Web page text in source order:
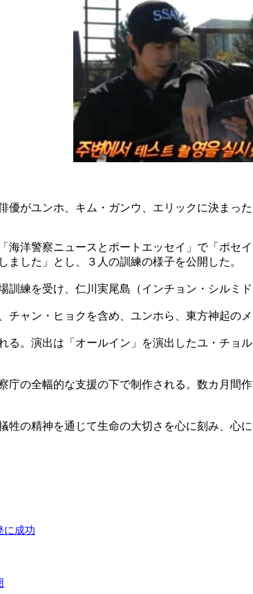
がユンホ、キム・ガンウ、エリックに決まった
海洋警察ニュースとポートエッセイ」で「ポ
した」とし、３人の訓練の様子を公開した。
練を受け、仁川実尾島（インチョン・シルミ
チャン・ヒョクを含め、ユンホら、東方神起の
る。演出は「オールイン」を演出したユ・チ
庁の全幅的な支援の下で制作される。数カ月
牲の精神を通じて生命の大切さを心に刻み、
に成功